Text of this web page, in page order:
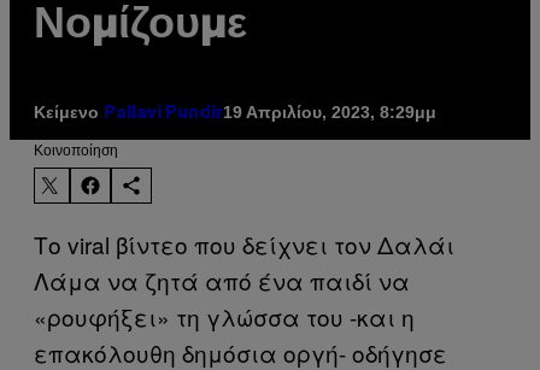
Νομίζουμε
Κείμενο Pallavi Pundir19 Απριλίου, 2023, 8:29μμ
Kοινοποίηση
Το viral βίντεο που δείχνει τον Δαλάι
Λάμα να ζητά από ένα παιδί να
«ρουφήξει» τη γλώσσα του -και η
επακόλουθη δημόσια οργή- οδήγησε